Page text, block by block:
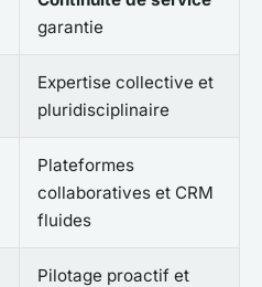
garantie
Expertise collective et
pluridisciplinaire
Plateformes
collaboratives et CRM
fluides
Pilotage proactif et